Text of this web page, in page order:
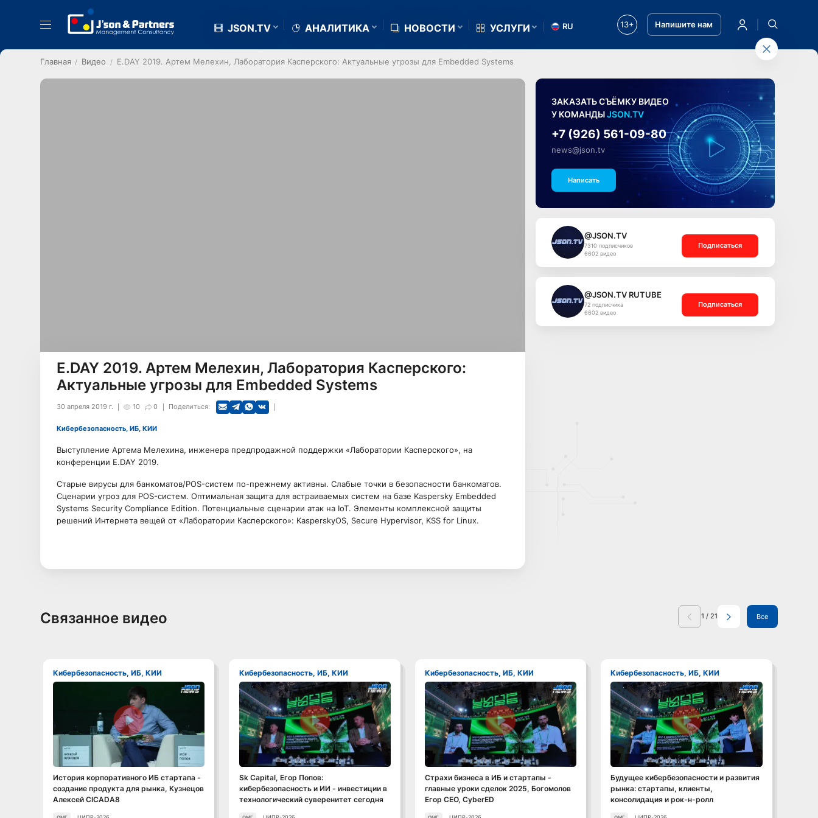
JSON.TV АНАЛИТИКА НОВОСТИ УСЛУГИ RU 13+ Напишите нам
Главная Видео E.DAY 2019. Артем Мелехин, Лаборатория Касперского: Актуальные угрозы для Embedded Systems
E.DAY 2019. Артем Мелехин, Лаборатория Касперского:
Актуальные угрозы для Embedded Systems
10 0
30 апреля 2019 г. Поделиться:
Кибербезопасность, ИБ, КИИ
Выступление Артема Мелехина, инженера предпродажной поддержки «Лаборатории Касперского», на
конференции E.DAY 2019.
Старые вирусы для банкоматов/POS-систем по-прежнему активны. Слабые точки в безопасности банкоматов.
Сценарии угроз для POS-систем. Оптимальная защита для встраиваемых систем на базе Kaspersky Embedded
Systems Security Compliance Edition. Потенциальные сценарии атак на IoT. Элементы комплексной защиты
решений Интернета вещей от «Лаборатории Касперского»: KasperskyOS, Secure Hypervisor, KSS for Linux.
ЗАКАЗАТЬ СЪЁМКУ ВИДЕО
У КОМАНДЫJSON.TV
+7 (926) 561-09-80
news@json.tv
Написать
@JSON.TV
7310 подписчиков
6602 видео
Подписаться
@JSON.TV RUTUBE
72 подписчика
6602 видео
Подписаться
Связанное видео 1 / 21 Все
Кибербезопасность, ИБ, КИИ
Смотреть видео
История корпоративного ИБ стартапа -
создание продукта для рынка, Кузнецов
Алексей CICADA8
Кибербезопасность, ИБ, КИИ
Смотреть видео
Sk Capital, Егор Попов:
кибербезопасность и ИИ - инвестиции в
технологический суверенитет сегодня
Кибербезопасность, ИБ, КИИ
Смотреть видео
Страхи бизнеса в ИБ и стартапы -
главные уроки сделок 2025, Богомолов
Егор CEO, CyberED
Кибербезопасность, ИБ, КИИ
Смотреть видео
Будущее кибербезопасности и развития
рынка: стартапы, клиенты,
консолидация и рок-н-ролл